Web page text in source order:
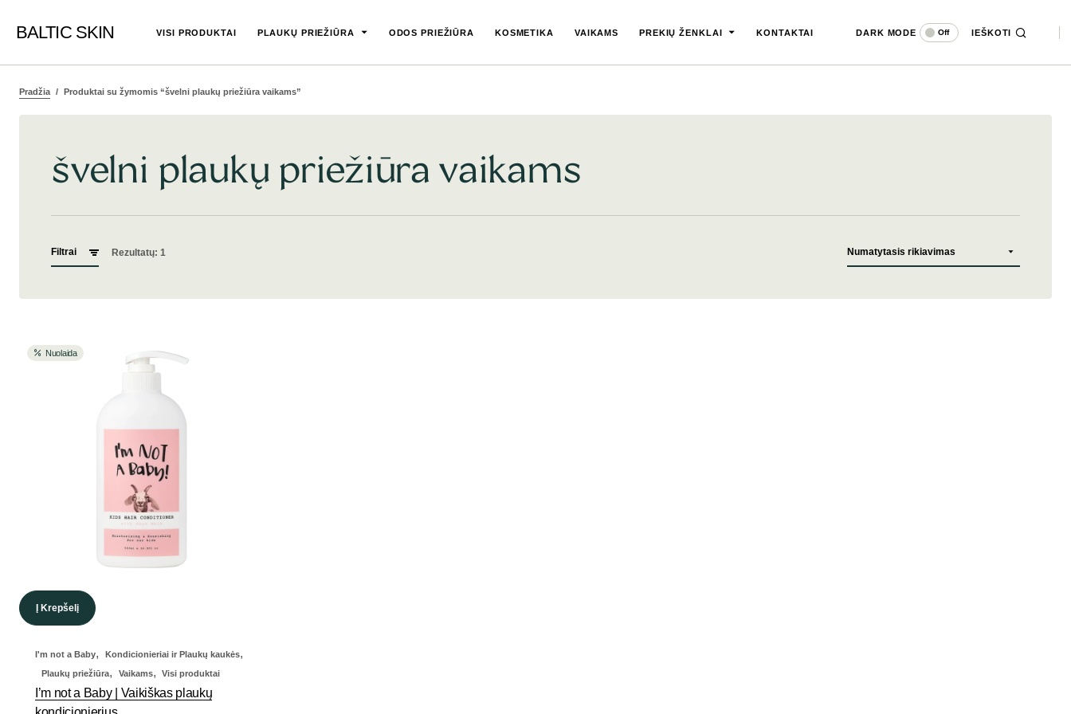
BALTIC SKIN VISI PRODUKTAI PLAUKŲ PRIEŽIŪRA ODOS PRIEŽIŪRA KOSMETIKA VAIKAMS PREKIŲ ŽENKLAI KONTAKTAI DARK MODE Off IEŠKOTI
Pradžia Produktai su žymomis “švelni plaukų priežiūra vaikams”
švelni plaukų priežiūra vaikams
Filtrai Rezultatų: 1
Nuolaida
Į Krepšelį
I'm not a Baby, Kondicionieriai ir Plaukų kaukės,
Plaukų priežiūra, Vaikams, Visi produktai
I’m not a Baby | Vaikiškas plaukų